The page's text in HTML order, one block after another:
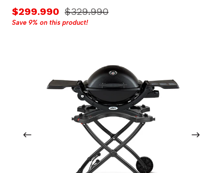
$299.990 $329.990
Save 9% on this product!